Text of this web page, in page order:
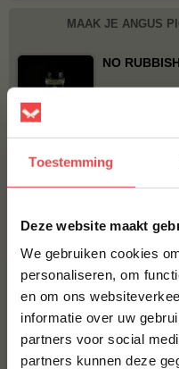
Toestemming
Deze website maakt
We gebruiken cookies
personaliseren, om
en om ons
informatie over uw
partners voor social
partners kunnen deze
MAAK JE ANGUS
NO
BBQUALITY
Bestel alles
10% korting op je
eerste bestelling*
Schrijf je in voor onze
10% korting op jouw